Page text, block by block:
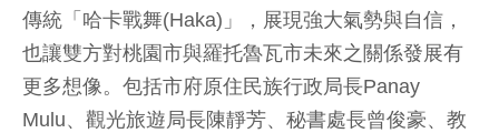
傳統「哈卡戰舞(Haka)」，展現強大氣勢與自信，
也讓雙方對桃園市與羅托魯瓦市未來之關係發展有
更多想像。包括市府原住民族行政局長Panay
Mulu、觀光旅遊局長陳靜芳、秘書處長曾俊豪、教